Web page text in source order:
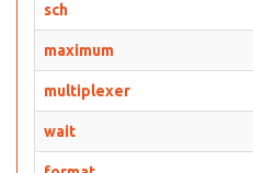
sch
maximum
multiplexer
wait